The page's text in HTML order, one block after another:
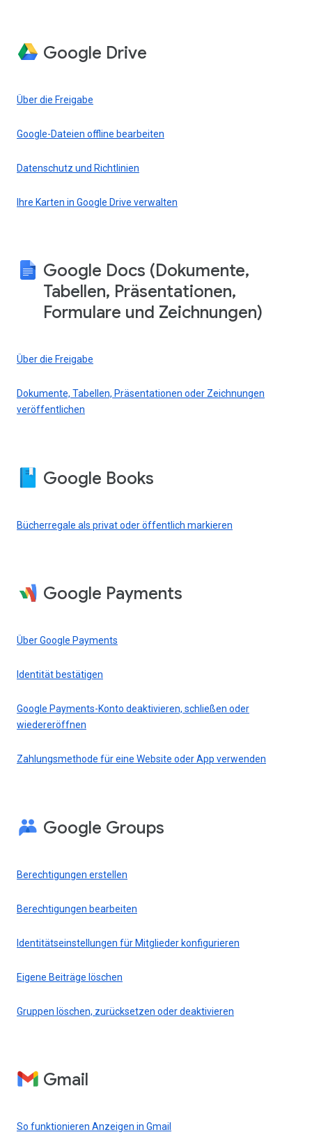
Google Drive
Über die Freigabe
Google-Dateien offline bearbeiten
Datenschutz und Richtlinien
Ihre Karten in Google Drive verwalten
Google Docs (Dokumente,
Tabellen, Präsentationen,
Formulare und Zeichnungen)
Über die Freigabe
Dokumente, Tabellen, Präsentationen oder Zeichnungen
veröffentlichen
Google Books
Bücherregale als privat oder öffentlich markieren
Google Payments
Über Google Payments
Identität bestätigen
Google Payments-Konto deaktivieren, schließen oder
wiedereröffnen
Zahlungsmethode für eine Website oder App verwenden
Google Groups
Berechtigungen erstellen
Berechtigungen bearbeiten
Identitätseinstellungen für Mitglieder konfigurieren
Eigene Beiträge löschen
Gruppen löschen, zurücksetzen oder deaktivieren
Gmail
So funktionieren Anzeigen in Gmail